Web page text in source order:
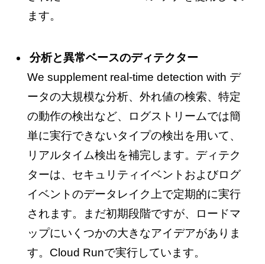
ます。
分析と異常ベースのディテクター
We supplement real-time detection with デ
ータの大規模な分析、外れ値の検索、特定
の動作の検出など、ログストリームでは簡
単に実行できないタイプの検出を用いて、
リアルタイム検出を補完します。ディテク
ターは、セキュリティイベントおよびログ
イベントのデータレイク上で定期的に実行
されます。まだ初期段階ですが、ロードマ
ップにいくつかの大きなアイデアがありま
す。Cloud Runで実行しています。